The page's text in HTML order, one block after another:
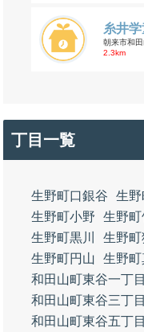
糸井
朝来市和
2.3km
丁目一覧
生野町口銀谷 生
生野町小野
生野
生野町黒川
生野町
生野町円山
生野町
和田山町東谷一丁目
和田山町東谷三丁目
和田山町東谷五丁目